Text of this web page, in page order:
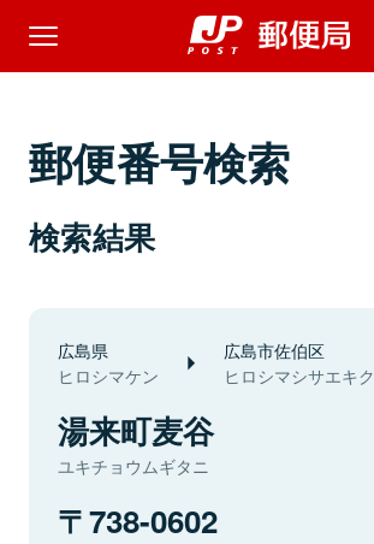
郵便番号検索
検索結果
広島県
ヒロシマケン
広島市佐伯区
ヒロシマシサエキク
湯来町麦谷
ユキチョウムギタニ
738-0602